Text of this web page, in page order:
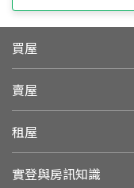
買屋
賣屋
租屋
實登與房訊知識